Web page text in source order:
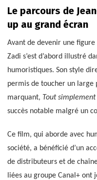
Le parcours de
up au grand écran
Avant de devenir une figure
Zadi s’est d’abord illustré
humoristiques. Son style
permis de toucher un
marquant, Tout
succès notable malgré un
Ce film, qui aborde avec
société, a bénéficié d’un
de distributeurs et de
liées au groupe Canal+